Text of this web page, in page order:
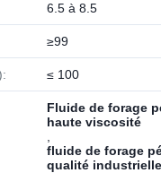
6.5 à 8.5
≥99
≤ 100
Fluide de forage
haute viscosité
fluide de forage
qualité industrielle